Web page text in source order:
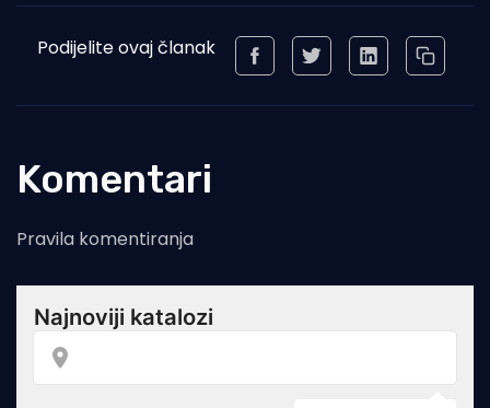
Podijelite ovaj članak
Komentari
Pravila komentiranja